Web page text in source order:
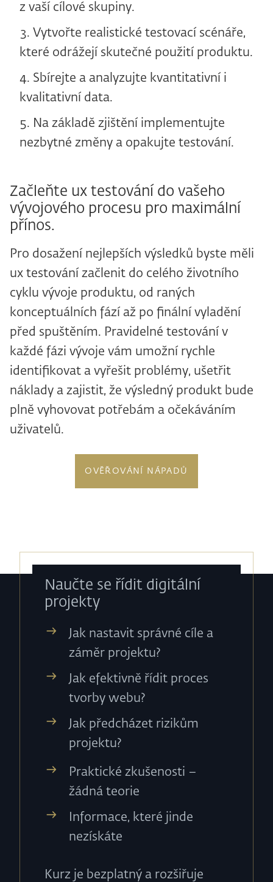
z vaší cílové skupiny.
Vytvořte realistické testovací scénáře,
které odrážejí skutečné použití produktu.
Sbírejte a analyzujte kvantitativní i
kvalitativní data.
Na základě zjištění implementujte
nezbytné změny a opakujte testování.
Začleňte ux testování do vašeho
vývojového procesu pro maximální
přínos.
Pro dosažení nejlepších výsledků byste měli
ux testování začlenit do celého životního
cyklu vývoje produktu, od raných
konceptuálních fází až po finální vyladění
před spuštěním. Pravidelné testování v
každé fázi vývoje vám umožní rychle
identifikovat a vyřešit problémy, ušetřit
náklady a zajistit, že výsledný produkt bude
plně vyhovovat potřebám a očekáváním
uživatelů.
OVĚŘOVÁNÍ NÁPADŮ
Naučte se řídit digitální
projekty
Jak nastavit správné cíle a
záměr projektu?
Jak efektivně řídit proces
tvorby webu?
Jak předcházet rizikům
projektu?
Praktické zkušenosti –
žádná teorie
Informace, které jinde
nezískáte
Kurz je bezplatný a rozšiřuje